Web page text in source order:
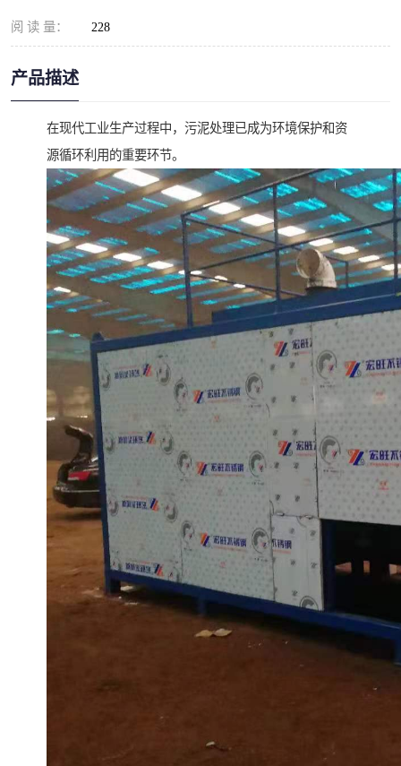
阅 读 量： 228
产品描述
在现代工业生产过程中，污泥处理已成为环境保护和资
源循环利用的重要环节。